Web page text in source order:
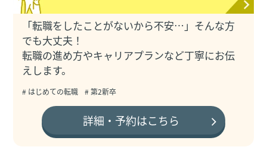
「転職をしたことがないから不安…」そんな方
でも大丈夫！
転職の進め方やキャリアプランなど丁寧にお伝
えします。
# はじめての転職 # 第2新卒
詳細・予約はこちら